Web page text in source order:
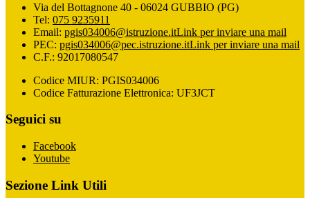
Via del Bottagnone 40 - 06024 GUBBIO (PG)
Tel: 075 9235911
Email: pgis034006@istruzione.itLink per inviare una mail
PEC: pgis034006@pec.istruzione.itLink per inviare una mail
C.F.: 92017080547
Codice MIUR: PGIS034006
Codice Fatturazione Elettronica: UF3JCT
Seguici su
Facebook
Youtube
Sezione Link Utili